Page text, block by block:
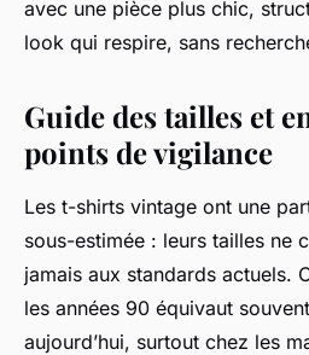
avec une pièce plus chic,
look qui respire, sans
Guide des tailles et
points de vigilance
Les t-shirts vintage ont une
sous-estimée : leurs tailles ne
jamais aux standards actuels.
les années 90 équivaut
aujourd’hui, surtout chez les